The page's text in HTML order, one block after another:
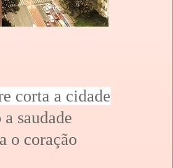
corta a cidade
saudade
o coração